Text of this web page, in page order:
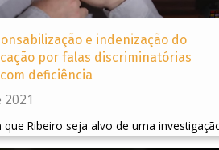
e indenização do
por falas discriminatórias
deficiência
Ribeiro seja alvo de uma